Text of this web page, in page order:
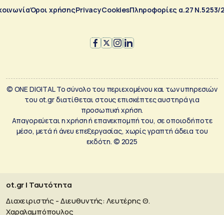
Όροι χρήσηςPrivacyCookiesΠληροφορίες α.27 Ν.5253/
© ONE DIGITAL Το σύνολο του περιεχομένου και των υπηρεσιών
του ot.gr διατίθεται στους επισκέπτες αυστηρά για
προσωπική χρήση.
Απαγορεύεται η χρήση ή επανεκπομπή του, σε οποιοδήποτε
μέσο, μετά ή άνευ επεξεργασίας, χωρίς γραπτή άδεια του
εκδότη. © 2025
ot.gr | Ταυτότητα
Διαχειριστής - Διευθυντής: Λευτέρης Θ.
Χαραλαμπόπουλος